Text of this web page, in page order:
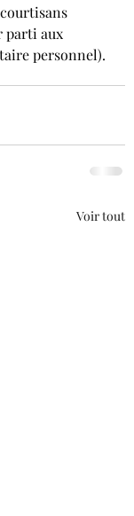
parti aux
personnel).
Voir tout